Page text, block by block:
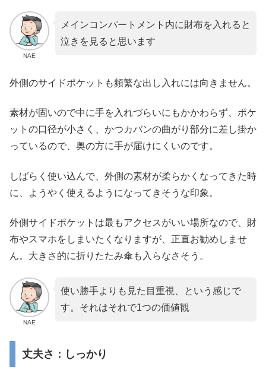
NAE
メインコンパートメント内に財布を入れると
泣きを見ると思います
外側のサイドポケットも頻繁な出し入れには向きません。
素材が固いので中に手を入れづらいにもかかわらず、ポケ
ットの口径が小さく、かつカバンの曲がり部分に差し掛か
っているので、奥の方に手が届けにくいのです。
しばらく使い込んで、外側の素材が柔らかくなってきた時
に、ようやく使えるようになってきそうな印象。
外側サイドポケットは最もアクセスがいい場所なので、財
布やスマホをしまいたくなりますが、正直お勧めしませ
ん。大きさ的に折りたたみ傘も入らなさそう。
NAE
使い勝手よりも見た目重視、という感じで
す。それはそれで1つの価値観
丈夫さ：しっかり